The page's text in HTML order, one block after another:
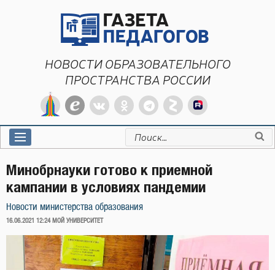
НОВОСТИ ОБРАЗОВАТЕЛЬНОГО
ПРОСТРАНСТВА РОССИИ
Искать:
Минобрнауки готово к приемной
кампании в условиях пандемии
Новости министерства образования
ОПУБЛИКОВАНО
16.06.2021 12:24 МОЙ УНИВЕРСИТЕТ